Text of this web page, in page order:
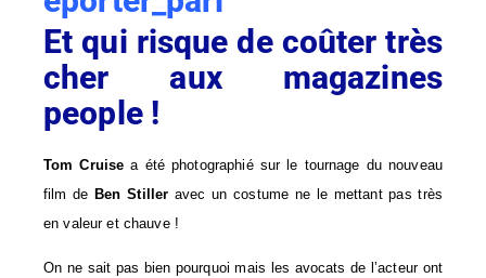
Et qui risque de coûter très
cher aux magazines
people !
Tom Cruise a été photographié sur le tournage du nouveau
film de Ben Stiller avec un costume ne le mettant pas très
en valeur et chauve !
On ne sait pas bien pourquoi mais les avocats de l’acteur ont